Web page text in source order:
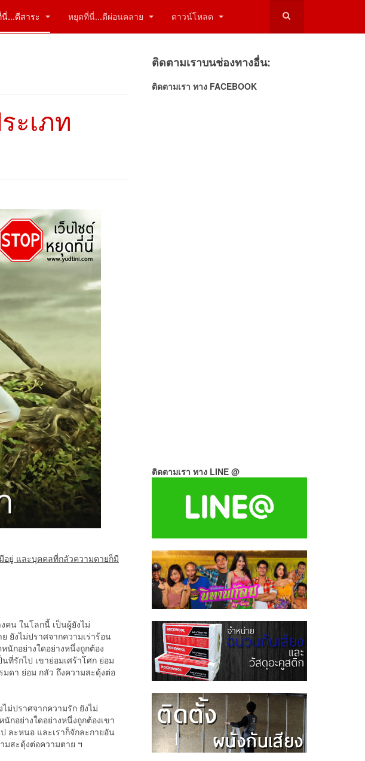
...ดีสาระ หยุดที่นี่...ดีผ่อนคลาย ดาวน์โหลด
ะเภท
ยู่ และบุคคลที่กลัวความตายก็มี
คน ในโลกนี้ เป็นผู้ยังไม่
ยังไม่ปราศจากความเร่าร้อน
นักอย่างใดอย่างหนึ่งถูกต้อง
ที่รักไป เขาย่อมเศร้าโศก ย่อม
ดา ย่อม กลัว ถึงความสะดุ้งต่อ
ม่ปราศจากความรัก ยังไม่
กอย่างใดอย่างหนึ่งถูกต้องเขา
ละหนอ และเราก็จักละกายอัน
มสะดุ้งต่อความตาย ฯ
ติดตามเราบนช่องทางอื่น:
ติดตามเรา ทาง FACEBOOK
ติดตามเรา ทาง LINE @